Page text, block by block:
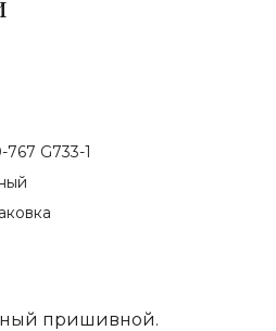
767 G733-1
пришивной.